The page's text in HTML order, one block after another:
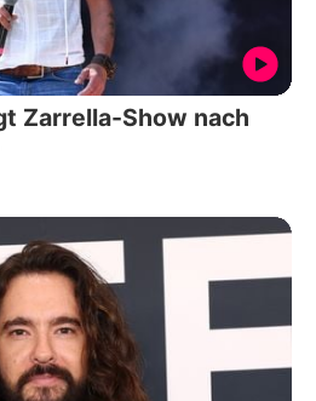
Zarrella-Show nach